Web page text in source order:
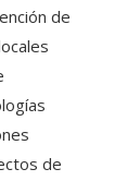
de
de